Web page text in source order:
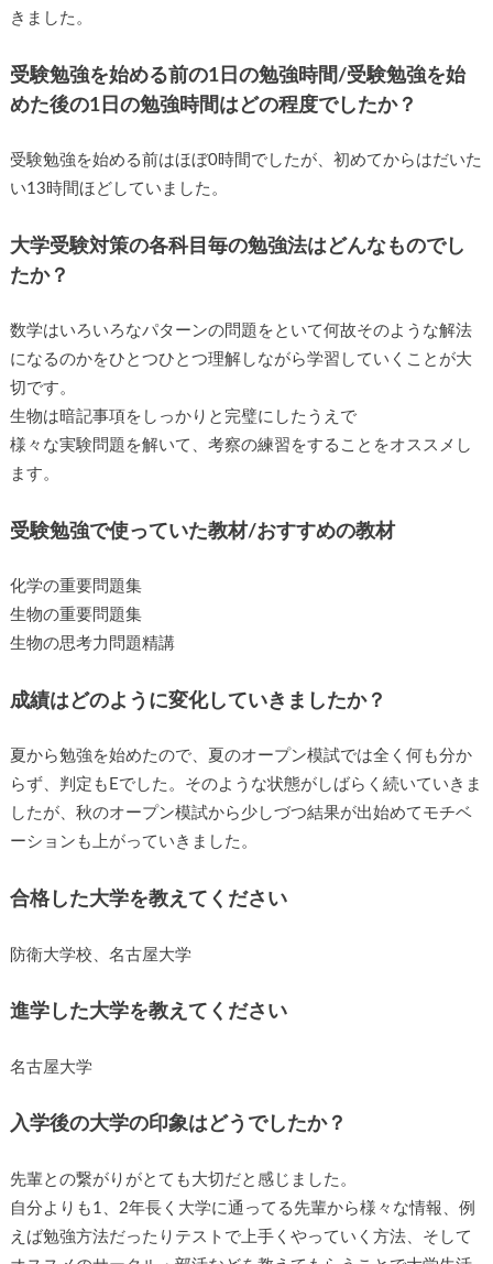
きました。
受験勉強を始める前の1日の勉強時間/受験勉強を始
めた後の1日の勉強時間はどの程度でしたか？
受験勉強を始める前はほぼ0時間でしたが、初めてからはだいた
い13時間ほどしていました。
大学受験対策の各科目毎の勉強法はどんなものでし
たか？
数学はいろいろなパターンの問題をといて何故そのような解法
になるのかをひとつひとつ理解しながら学習していくことが大
切です。
生物は暗記事項をしっかりと完璧にしたうえで
様々な実験問題を解いて、考察の練習をすることをオススメし
ます。
受験勉強で使っていた教材/おすすめの教材
化学の重要問題集
生物の重要問題集
生物の思考力問題精講
成績はどのように変化していきましたか？
夏から勉強を始めたので、夏のオープン模試では全く何も分か
らず、判定もEでした。そのような状態がしばらく続いていきま
したが、秋のオープン模試から少しづつ結果が出始めてモチベ
ーションも上がっていきました。
合格した大学を教えてください
防衛大学校、名古屋大学
進学した大学を教えてください
名古屋大学
入学後の大学の印象はどうでしたか？
先輩との繋がりがとても大切だと感じました。
自分よりも1、2年長く大学に通ってる先輩から様々な情報、例
えば勉強方法だったりテストで上手くやっていく方法、そして